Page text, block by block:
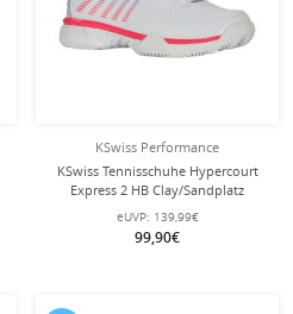
KSwiss Performance
KSwiss Tennisschuhe Hypercourt
Express 2 HB Clay/Sandplatz
weiss/orchid/pink Damen
eUVP: 139,99€
99,90€